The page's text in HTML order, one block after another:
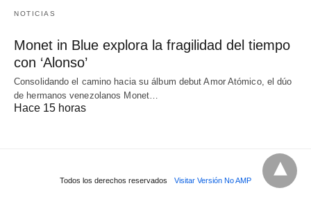
NOTICIAS
Monet in Blue explora la fragilidad del tiempo
con ‘Alonso’
Consolidando el camino hacia su álbum debut Amor Atómico, el dúo
de hermanos venezolanos Monet…
Hace 15 horas
Todos los derechos reservados Visitar Versión No AMP